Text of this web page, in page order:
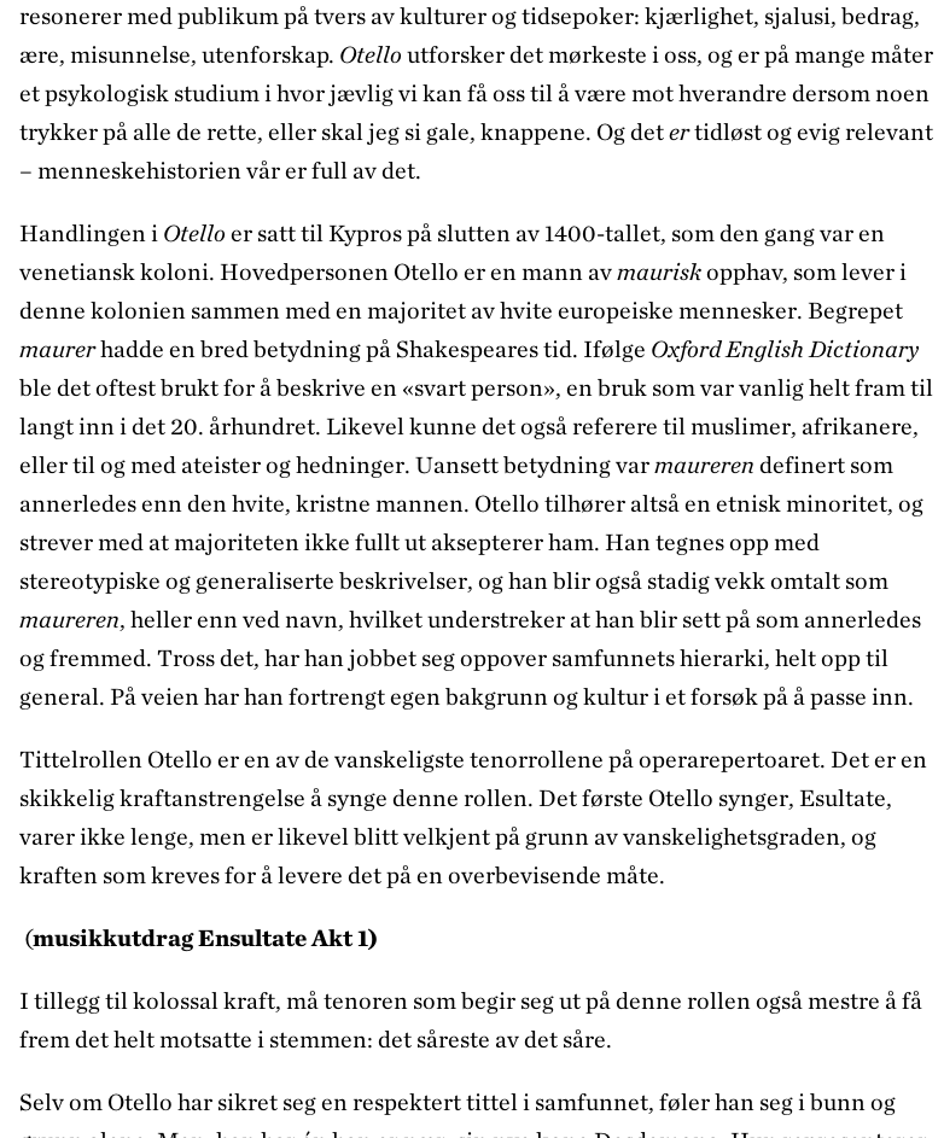
resonerer med publikum på tvers av kulturer og tidsepoker: kjærlighet, sjalusi, bedrag,
ære, misunnelse, utenforskap. Otello utforsker det mørkeste i oss, og er på mange måter
et psykologisk studium i hvor jævlig vi kan få oss til å være mot hverandre dersom noen
trykker på alle de rette, eller skal jeg si gale, knappene. Og detertidløst og evig relevant
– menneskehistorien vår er full av det.
Handlingen i Otello er satt til Kypros på slutten av 1400-tallet, som den gang var en
venetiansk koloni. Hovedpersonen Otello er en mann avmauriskopphav, som lever i
denne kolonien sammen med en majoritet av hvite europeiske mennesker. Begrepet
maurerhadde en bred betydning på Shakespeares tid. Ifølge Oxford English Dictionary
ble det oftest brukt for å beskrive en «svart person», en bruk som var vanlig helt fram til
langt inn i det 20. århundret. Likevel kunne det også referere til muslimer, afrikanere,
eller til og med ateister og hedninger. Uansett betydning varmaureren definert som
annerledes enn den hvite, kristne mannen. Otello tilhører altså en etnisk minoritet, og
strever med at majoriteten ikke fullt ut aksepterer ham. Han tegnes opp med
stereotypiske og generaliserte beskrivelser, og han blir også stadig vekk omtalt som
maureren, heller enn ved navn, hvilket understreker at han blir sett på som annerledes
og fremmed. Tross det, har han jobbet seg oppover samfunnets hierarki, helt opp til
general. På veien har han fortrengt egen bakgrunn og kultur i et forsøk på å passe inn.
Tittelrollen Otello er en av de vanskeligste tenorrollene på operarepertoaret. Det er en
skikkelig kraftanstrengelse å synge denne rollen. Det første Otello synger, Esultate,
varer ikke lenge, men er likevel blitt velkjent på grunn av vanskelighetsgraden, og
kraften som kreves for å levere det på en overbevisende måte.
(musikkutdrag Ensultate Akt 1)
I tillegg til kolossal kraft, må tenoren som begir seg ut på denne rollen også mestre å få
frem det helt motsatte i stemmen: det såreste av det såre.
Selv om Otello har sikret seg en respektert tittel i samfunnet, føler han seg i bunn og